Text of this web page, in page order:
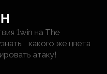
1win на The
какого же цвета
атаку!